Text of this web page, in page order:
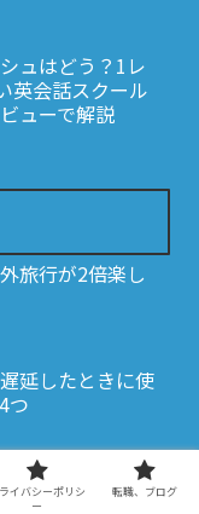
ュはどう？1レ
英会話スクール
ューで解説
旅行が2倍楽し
延したときに使
つ
える英語フレー
イバシーポリシ
ー
転職、ブログ